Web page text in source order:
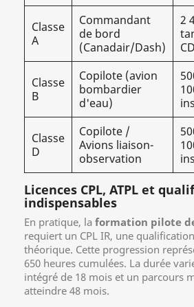
Classe
A
Commandant
de bord
(Canadair/Dash)
2
Classe
B
Copilote (avion
bombardier
d'eau)
Classe
D
Copilote /
Avions liaison-
observation
Licences CPL, ATPL et
indispensables
En pratique, la formation pilote
requiert un CPL IR, une
théorique. Cette progression
650 heures cumulées. La durée
intégré de 18 mois et un parcours
atteindre 48 mois.